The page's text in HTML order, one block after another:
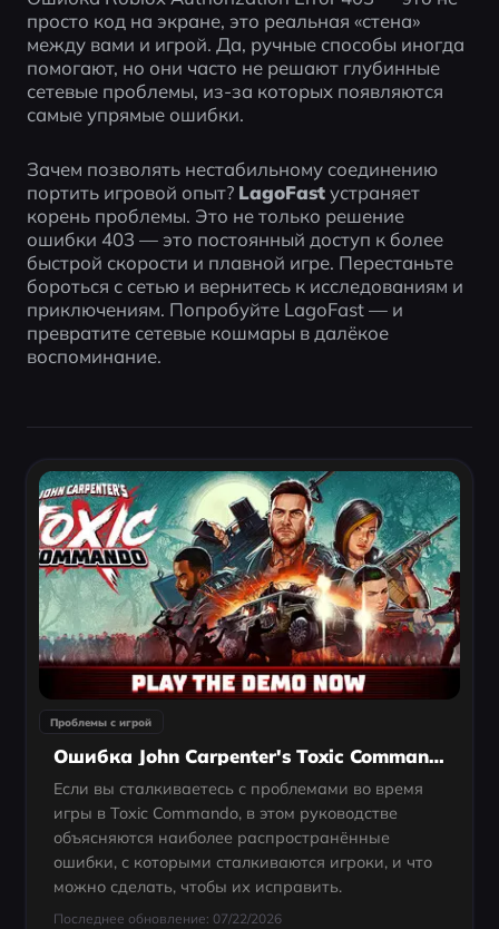
просто код на экране, это реальная «стена»
между вами и игрой. Да, ручные способы иногда
помогают, но они часто не решают глубинные
сетевые проблемы, из-за которых появляются
самые упрямые ошибки.
Зачем позволять нестабильному соединению
портить игровой опыт? LagoFast устраняет
корень проблемы. Это не только решение
ошибки 403 — это постоянный доступ к более
быстрой скорости и плавной игре. Перестаньте
бороться с сетью и вернитесь к исследованиям и
приключениям. Попробуйте LagoFast — и
превратите сетевые кошмары в далёкое
воспоминание.
Проблемы с игрой
Ошибка John Carpenter's Toxic Commando: Как Исправить Проблемы С Переназначением Клавиш И Отсутствием Настроек На ПК
Если вы сталкиваетесь с проблемами во время
игры в Toxic Commando, в этом руководстве
объясняются наиболее распространённые
ошибки, с которыми сталкиваются игроки, и что
можно сделать, чтобы их исправить.
Последнее обновление: 07/22/2026